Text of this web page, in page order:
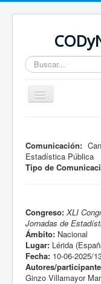
Buscar...
Cambiar
navegación
Comunicación:
Estadística Pública
Tipo de
Congreso: XLI
Jornadas de
Ámbito: Nacional
Lugar: Lérida
Fecha: 10-06-2025/
Autores/
Ginzo Villamayor